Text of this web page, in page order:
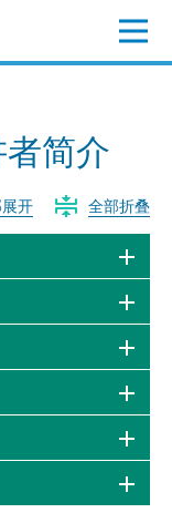
简介
开 全部折叠